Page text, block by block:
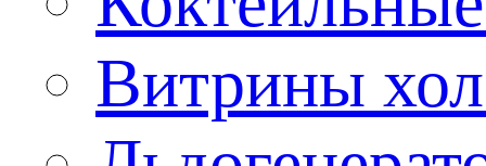
Витрины